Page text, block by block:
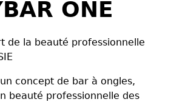
ONE
de la beauté professionnelle
concept de bar à ongles,
beauté professionnelle des